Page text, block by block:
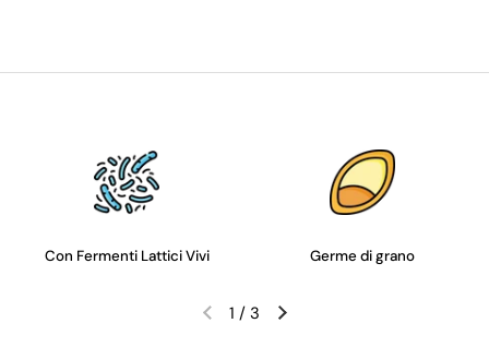
Con Fermenti Lattici Vivi Germe di grano
1 / 3